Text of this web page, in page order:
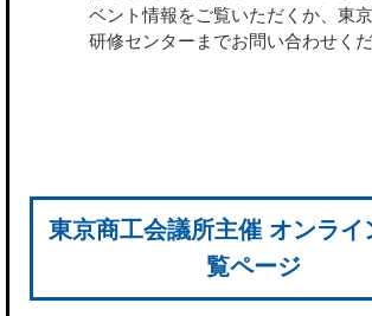
ベント情報をご覧いただくか、東
研修センターまでお問い合わせくだ
東京商工会議所主催 オンライ
覧ページ